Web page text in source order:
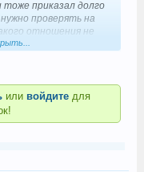
тоже приказал долго
проверять на
отношения не
или войдите для